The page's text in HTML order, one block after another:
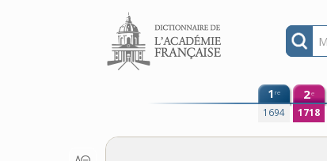
Aller au contenu
1re
1694
2e
1718